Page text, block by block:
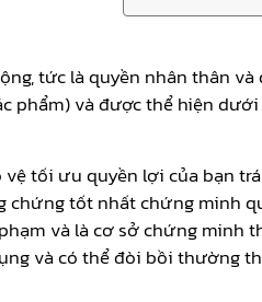
tức là quyền nhân thân
phẩm) và được thể hiện
tối ưu quyền lợi của bạn
chứng tốt nhất chứng minh
và là cơ sở chứng
và có thể đòi bồi thường